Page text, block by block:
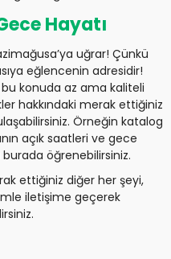
Hayatı
uğrar! Çünkü
eğlencenin adresidir!
konuda az ama kaliteli
hakkındaki merak ettiğiniz
Örneğin katalog
açık saatleri ve gece
öğrenebilirsiniz.
ettiğiniz diğer her şeyi,
iletişime geçerek